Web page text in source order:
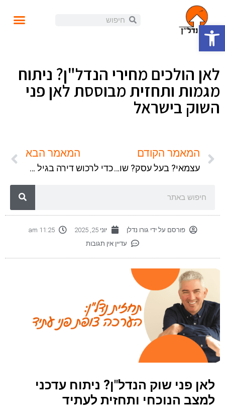
לאן הולכים מחירי הנדל"ן? ניתוח
מגמות ותחזית מבוססת לאן פני
השוק בישראל
המאמר הקודם
עצמאי? בעל עסק? שוב נדפק לכם התזרים בגלל מלחמה?
המאמר הבא
כדי לרכוש דירה בגיל 18, צריך להתחיל בגיל 10
פורסם על ידי גורו נדלן יוני 25, 2025
11:25 am
עדיין אין תגובות
לאן פני שוק הנדל"ן? ניתוח עדכני
למצב הנוכחי ותחזית לעתיד
פתח סרגל נגישות